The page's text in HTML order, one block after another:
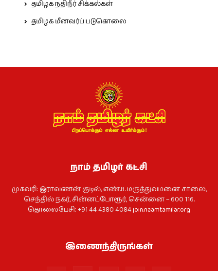
தமிழக நதிநீர் சிக்கல்கள்
தமிழக மீனவர்ப் படுகொலை
நாம் தமிழர் கட்சி
முகவரி: இராவணன் குடில், எண்.8. மருத்துவமனை சாலை,
செந்தில் நகர், சின்னப்போரூர், சென்னை – 600 116.
தொலைபேசி: +91 44 4380 4084join.naamtamilar.org
இணைந்திருங்கள்